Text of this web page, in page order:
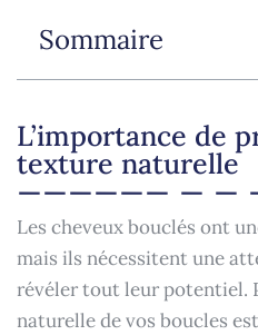
Sommaire
L’importance de
texture naturelle
Les cheveux bouclés ont
mais ils nécessitent une
révéler tout leur potentiel.
naturelle de vos boucles